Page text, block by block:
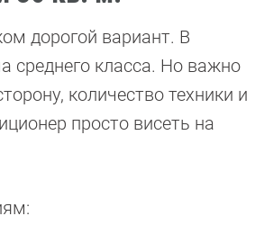
дорогой вариант. В
среднего класса. Но важно
количество техники и
просто висеть на